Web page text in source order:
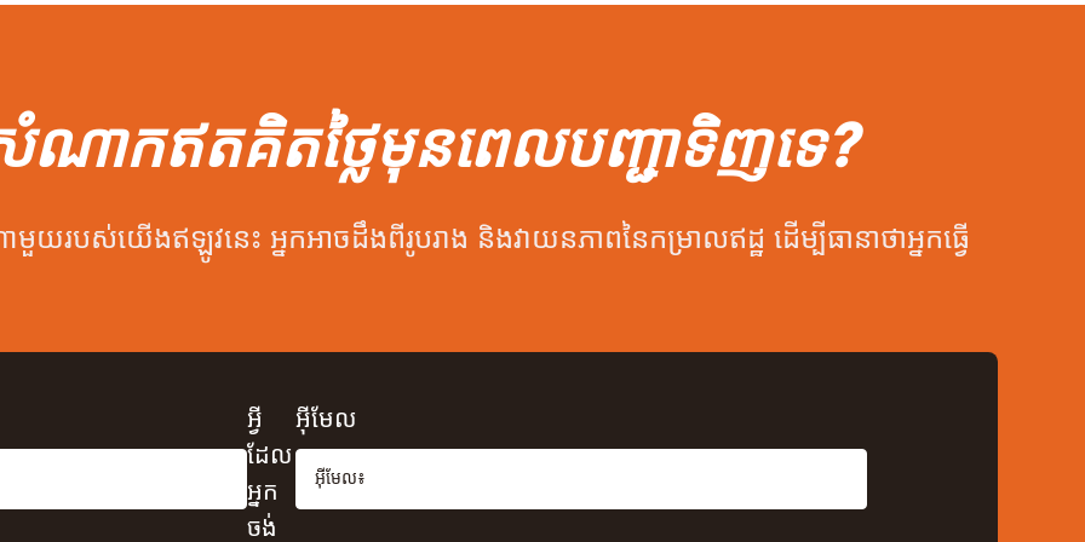
ណាកឥតគិតថ្លៃមុនពេលបញ្ជាទិញទេ?
យើងឥឡូវនេះ អ្នកអាចដឹងពីរូបរាង និងវាយនភាពនៃកម្រាលឥដ្ឋ ដើម្បីធានាថាអ្នកធ្វើ
អ៊ីមែល
អ្វី
ដែល
អ្នក
ចង់